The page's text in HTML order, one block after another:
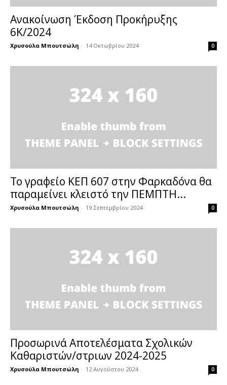
Ανακοίνωση Έκδοση Προκήρυξης
6Κ/2024
Χρυσούλα Μπουτσώλη - 14 Οκτωβρίου 2024 0
Το γραφείο ΚΕΠ 607 στην Φαρκαδόνα θα
παραμείνει κλειστό την ΠΕΜΠΤΗ...
Χρυσούλα Μπουτσώλη - 19 Σεπτεμβρίου 2024 0
Προσωρινά Αποτελέσματα Σχολικών
Καθαριστών/στριων 2024-2025
Χρυσούλα Μπουτσώλη - 12 Αυγούστου 2024 0